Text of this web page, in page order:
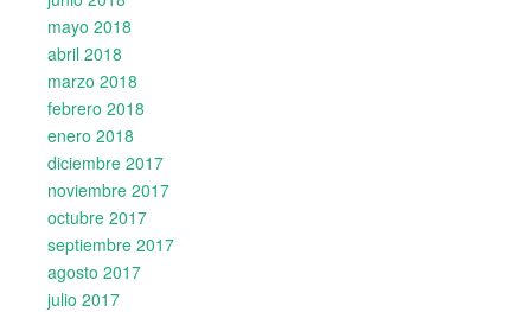
mayo 2018
abril 2018
marzo 2018
febrero 2018
enero 2018
diciembre 2017
noviembre 2017
octubre 2017
septiembre 2017
agosto 2017
julio 2017